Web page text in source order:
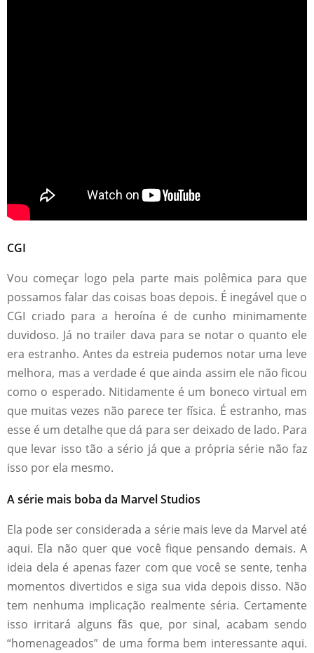
CGI
Vou começar logo pela parte mais polêmica para que
possamos falar das coisas boas depois. É inegável que o
CGI criado para a heroína é de cunho minimamente
duvidoso. Já no trailer dava para se notar o quanto ele
era estranho. Antes da estreia pudemos notar uma leve
melhora, mas a verdade é que ainda assim ele não ficou
como o esperado. Nitidamente é um boneco virtual em
que muitas vezes não parece ter física. É estranho, mas
esse é um detalhe que dá para ser deixado de lado. Para
que levar isso tão a sério já que a própria série não faz
isso por ela mesmo.
A série mais boba da Marvel Studios
Ela pode ser considerada a série mais leve da Marvel até
aqui. Ela não quer que você fique pensando demais. A
ideia dela é apenas fazer com que você se sente, tenha
momentos divertidos e siga sua vida depois disso. Não
tem nenhuma implicação realmente séria. Certamente
isso irritará alguns fãs que, por sinal, acabam sendo
“homenageados” de uma forma bem interessante aqui.